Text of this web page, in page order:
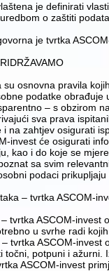
je definirati
o zaštiti
je tvrtka
osnovna pravila
podatke
– s obzirom
sva prava
na zahtjev osigurati
invest će osigurati
kao i do koje se
sa svim
podaci
– tvrtka ASCOM-
tvrtka ASCOM-invest
u svrhe radi
tvrtka ASCOM-
točni, potpuni i
ASCOM-invest